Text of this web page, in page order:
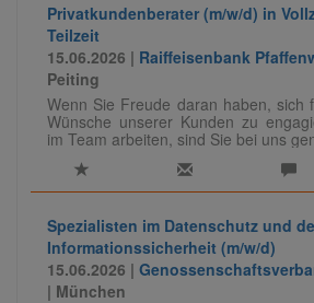
Privatkundenberater (m/w/d) in
Teilzeit
15.06.2026 | Raiffeisenbank
Peiting
Wenn Sie Freude daran haben, sich
Wünsche unserer Kunden zu
im Team arbeiten, sind Sie bei uns
Spezialisten im Datenschutz und
Informationssicherheit (m/w/d)
15.06.2026 |
| München